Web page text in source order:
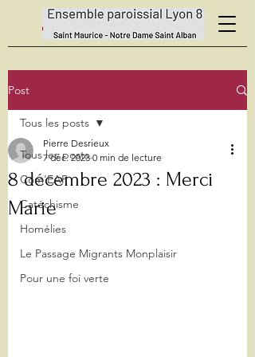
Post
Tous les posts
Com'EAP
Catéchisme
Homélies
Le Passage Migrants Monplaisir
Pour une foi verte
Tous les posts
8 décembre 2023 : Merci
Marie
Pierre Desrieux
7 déc. 2023 0 min de lecture